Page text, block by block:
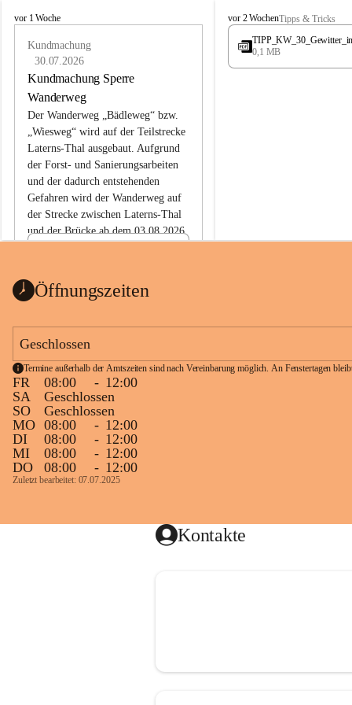
L
vor 1 Woche
Kundmachung
30.07.2026
Kundmachung Sperre
Wanderweg
Der Wanderweg „Bädleweg“ bzw.
„Wiesweg“ wird auf der Teilstrecke
Laterns-Thal ausgebaut. Aufgrund
der Forst- und Sanierungsarbeiten
und der dadurch entstehenden
Gefahren wird der Wanderweg auf
der Strecke zwischen Laterns-Thal
und der Brücke ab dem 03.08.2026
ht
1 Seite•0,1 MB
L
a
e
vor 2 WochenTipps & Tricks
0,1 MB
Öffnungszeiten
Geschlossen
Termine außerhalb der Amtszeiten sind nach Vereinbarung möglich. An Fenstertagen
FR 08:00 - 12:00
SA
Geschlossen
SO
Geschlossen
MO 08:00 - 12:00
DI
08:00 - 12:00
MI
08:00 - 12:00
DO
08:00 - 12:00
Zuletzt bearbeitet: 07.07.2025
Kontakte